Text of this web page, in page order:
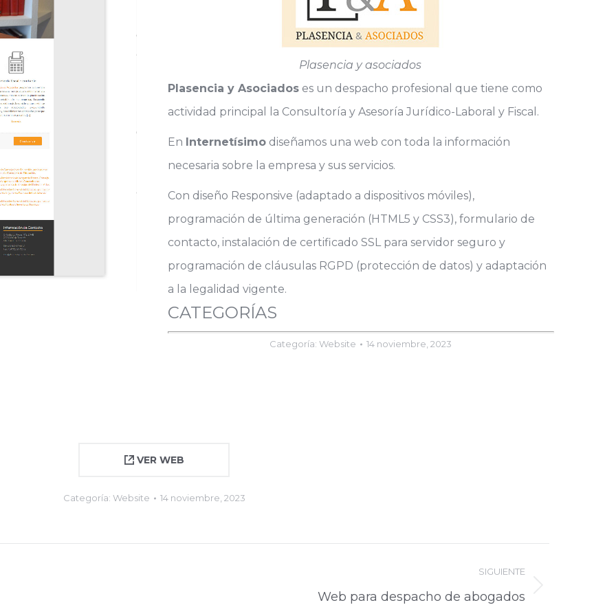
Plasencia y asociados
Plasencia y Asociados es un despacho profesional que tiene como
actividad principal la Consultoría y Asesoría Jurídico-Laboral y Fiscal.
En Internetísimo diseñamos una web con toda la información
necesaria sobre la empresa y sus servicios.
Con diseño Responsive (adaptado a dispositivos móviles),
programación de última generación (HTML5 y CSS3), formulario de
contacto, instalación de certificado SSL para servidor seguro y
programación de cláusulas RGPD (protección de datos) y adaptación
a la legalidad vigente.
CATEGORÍAS
Categoría: Website 14 noviembre, 2023
VER WEB
Categoría: Website 14 noviembre, 2023
SIGUIENTE
Web para despacho de abogados